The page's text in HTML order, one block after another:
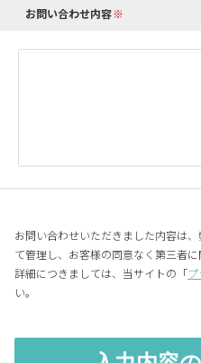
お問い合わせ内容
お問い合わせいただきました内容は
て管理し、お客様の同意なく第三者
詳細につきましては、当サイトの「
い。